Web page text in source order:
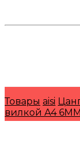
Товары aisi
вилкой A4 6MM